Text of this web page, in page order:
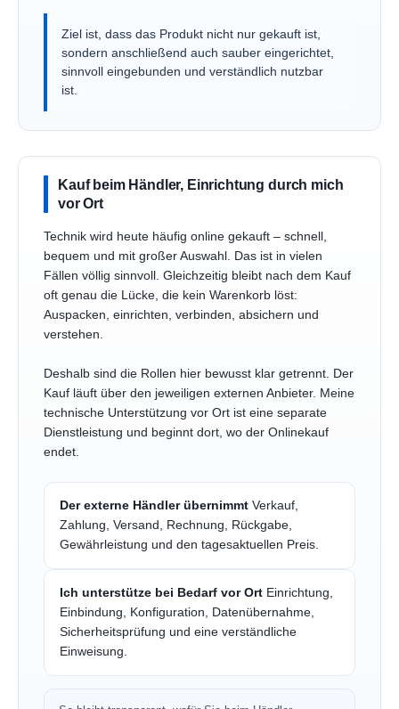
Ziel ist, dass das Produkt nicht nur gekauft ist,
sondern anschließend auch sauber eingerichtet,
sinnvoll eingebunden und verständlich nutzbar
ist.
Kauf beim Händler, Einrichtung durch mich
vor Ort
Technik wird heute häufig online gekauft – schnell,
bequem und mit großer Auswahl. Das ist in vielen
Fällen völlig sinnvoll. Gleichzeitig bleibt nach dem Kauf
oft genau die Lücke, die kein Warenkorb löst:
Auspacken, einrichten, verbinden, absichern und
verstehen.
Deshalb sind die Rollen hier bewusst klar getrennt. Der
Kauf läuft über den jeweiligen externen Anbieter. Meine
technische Unterstützung vor Ort ist eine separate
Dienstleistung und beginnt dort, wo der Onlinekauf
endet.
Der externe Händler übernimmt Verkauf,
Zahlung, Versand, Rechnung, Rückgabe,
Gewährleistung und den tagesaktuellen Preis.
Ich unterstütze bei Bedarf vor Ort Einrichtung,
Einbindung, Konfiguration, Datenübernahme,
Sicherheitsprüfung und eine verständliche
Einweisung.